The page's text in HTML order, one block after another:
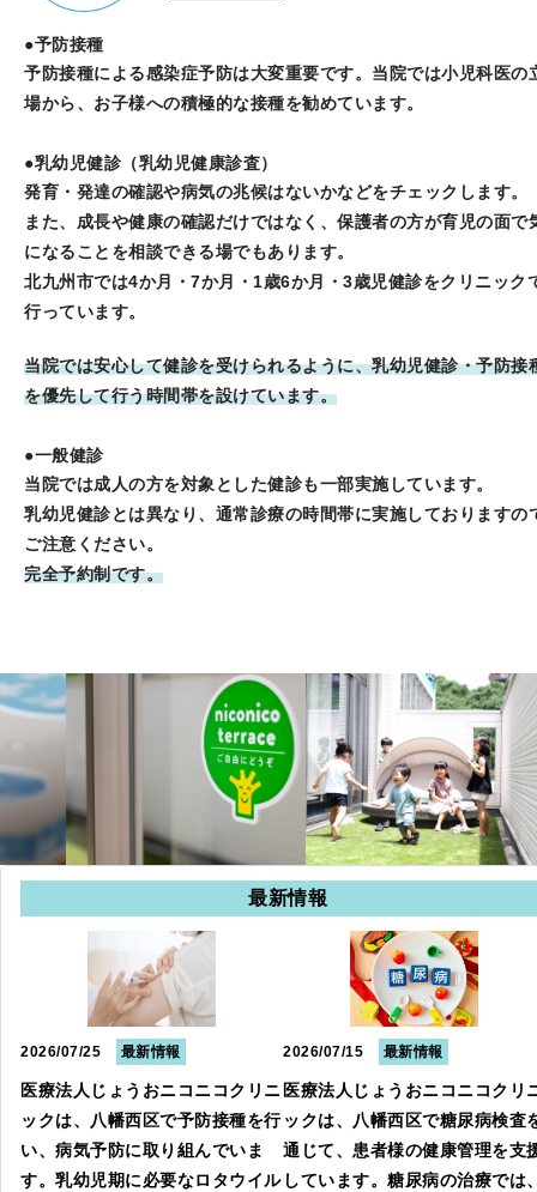
●予防接種
予防接種による感染症予防は大変重要です。当院では小児科医の
場から、お子様への積極的な接種を勧めています。
●乳幼児健診（乳幼児健康診査）
発育・発達の確認や病気の兆候はないかなどをチェックします。
また、成長や健康の確認だけではなく、保護者の方が育児の面で
になることを相談できる場でもあります。
北九州市では4か月・7か月・1歳6か月・3歳児健診をクリニック
行っています。
当院では安心して健診を受けられるように、乳幼児健診・予防接
を優先して行う時間帯を設けています。
●一般健診
当院では成人の方を対象とした健診も一部実施しています。
乳幼児健診とは異なり、通常診療の時間帯に実施しておりますの
ご注意ください。
完全予約制です。
最新情報
2026/07/25 最新情報
医療法人じょうおニコニコクリニ
ックは、八幡西区で予防接種を行
い、病気予防に取り組んでいま
す。乳幼児期に必要なロタウイル
2026/07/15 最新情報
医療法人じょうおニコニコクリ
ックは、八幡西区で糖尿病検査
通じて、患者様の健康管理を支
しています。糖尿病の治療では